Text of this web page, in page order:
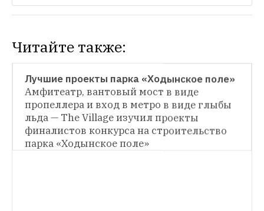
Читайте также:
ФОТОРЕПОРТАЖ
ОБЩЕСТВЕННЫЕ ПРОСТРАНСТВА
Парк «Ходынское поле» построят
по проекту LAND Milano Srl. В планах
итальянских архитекторов — построить
парк с амфитеатром для летних
АРХИТЕКТУРА
Лучшие проекты парка «Ходынское поле»
Амфитеатр, вантовый мост в виде
пропеллера и вход в метро в виде глыбы
льда — The Village изучил проекты
финалистов конкурса на строительство
парка «Ходынское поле»